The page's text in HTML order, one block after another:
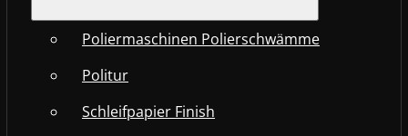
Poliermaschinen Polierschwämme
Politur
Schleifpapier Finish